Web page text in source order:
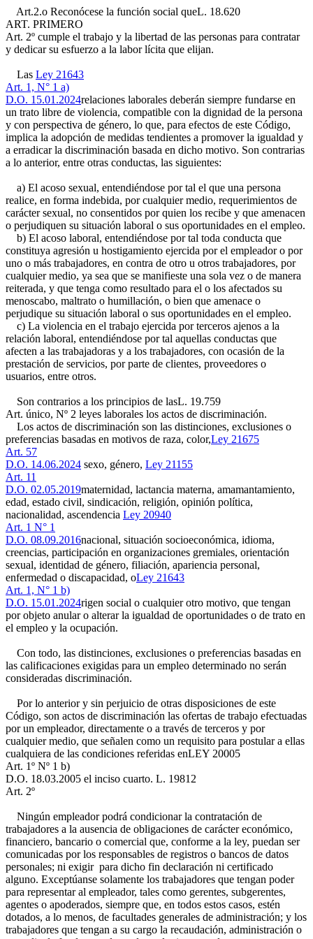
Art.2.o Reconócese la función social queL. 18.620
ART. PRIMERO
Art. 2º cumple el trabajo y la libertad de las personas para contratar
y dedicar su esfuerzo a la labor lícita que elijan.
Las Ley 21643
Art. 1, N° 1 a)
D.O. 15.01.2024relaciones laborales deberán siempre fundarse en
un trato libre de violencia, compatible con la dignidad de la persona
y con perspectiva de género, lo que, para efectos de este Código,
implica la adopción de medidas tendientes a promover la igualdad y
a erradicar la discriminación basada en dicho motivo. Son contrarias
a lo anterior, entre otras conductas, las siguientes:
a) El acoso sexual, entendiéndose por tal el que una persona
realice, en forma indebida, por cualquier medio, requerimientos de
carácter sexual, no consentidos por quien los recibe y que amenacen
o perjudiquen su situación laboral o sus oportunidades en el empleo.
b) El acoso laboral, entendiéndose por tal toda conducta que
constituya agresión u hostigamiento ejercida por el empleador o por
uno o más trabajadores, en contra de otro u otros trabajadores, por
cualquier medio, ya sea que se manifieste una sola vez o de manera
reiterada, y que tenga como resultado para el o los afectados su
menoscabo, maltrato o humillación, o bien que amenace o
perjudique su situación laboral o sus oportunidades en el empleo.
c) La violencia en el trabajo ejercida por terceros ajenos a la
relación laboral, entendiéndose por tal aquellas conductas que
afecten a las trabajadoras y a los trabajadores, con ocasión de la
prestación de servicios, por parte de clientes, proveedores o
usuarios, entre otros.
Son contrarios a los principios de lasL. 19.759
Art. único, Nº 2 leyes laborales los actos de discriminación.
Los actos de discriminación son las distinciones, exclusiones o
preferencias basadas en motivos de raza, color,Ley 21675
Art. 57
D.O. 14.06.2024 sexo, género, Ley 21155
Art. 11
D.O. 02.05.2019maternidad, lactancia materna, amamantamiento,
edad, estado civil, sindicación, religión, opinión política,
nacionalidad, ascendencia Ley 20940
Art. 1 N° 1
D.O. 08.09.2016nacional, situación socioeconómica, idioma,
creencias, participación en organizaciones gremiales, orientación
sexual, identidad de género, filiación, apariencia personal,
enfermedad o discapacidad, oLey 21643
Art. 1, N° 1 b)
D.O. 15.01.2024rigen social o cualquier otro motivo, que tengan
por objeto anular o alterar la igualdad de oportunidades o de trato en
el empleo y la ocupación.
Con todo, las distinciones, exclusiones o preferencias basadas en
las calificaciones exigidas para un empleo determinado no serán
consideradas discriminación.
Por lo anterior y sin perjuicio de otras disposiciones de este
Código, son actos de discriminación las ofertas de trabajo efectuadas
por un empleador, directamente o a través de terceros y por
cualquier medio, que señalen como un requisito para postular a ellas
cualquiera de las condiciones referidas enLEY 20005
Art. 1º Nº 1 b)
D.O. 18.03.2005 el inciso cuarto. L. 19812
Art. 2º
Ningún empleador podrá condicionar la contratación de
trabajadores a la ausencia de obligaciones de carácter económico,
financiero, bancario o comercial que, conforme a la ley, puedan ser
comunicadas por los responsables de registros o bancos de datos
personales; ni exigir para dicho fin declaración ni certificado
alguno. Exceptúanse solamente los trabajadores que tengan poder
para representar al empleador, tales como gerentes, subgerentes,
agentes o apoderados, siempre que, en todos estos casos, estén
dotados, a lo menos, de facultades generales de administración; y los
trabajadores que tengan a su cargo la recaudación, administración o